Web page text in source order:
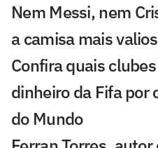
Nem Messi, nem
a camisa mais
Confira quais
dinheiro da Fifa por
do Mundo